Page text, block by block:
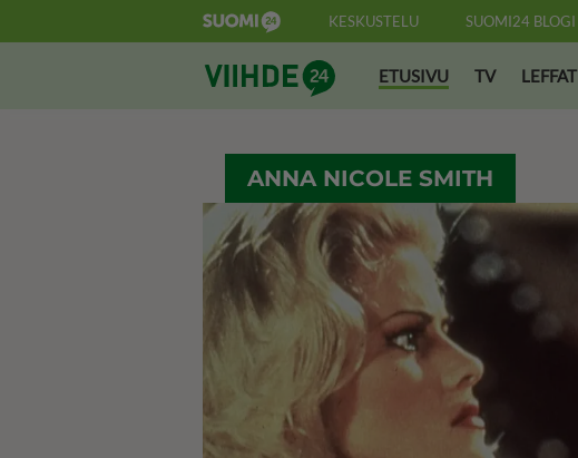
KESKUSTELU SUOMI24 BLOGI
Suomi24 ViihdeETUSIVU TV LEFFAT
ANNA NICOLE SMITH